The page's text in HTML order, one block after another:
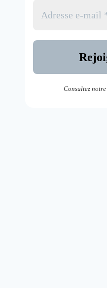
Consultez notre